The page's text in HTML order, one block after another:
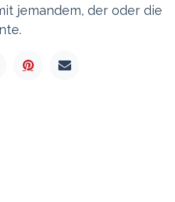
jemandem, der oder die